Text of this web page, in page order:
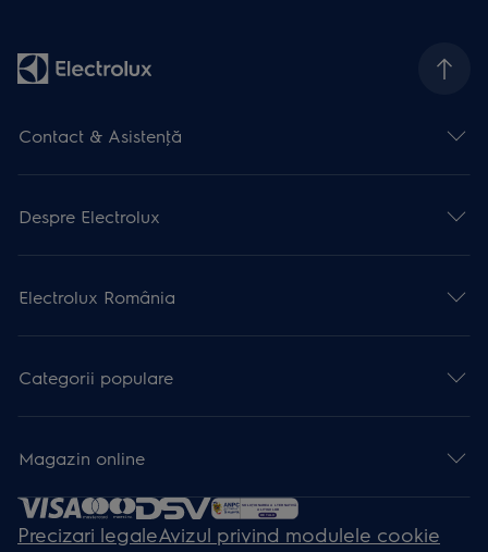
Contact & Asistenţă
Despre Electrolux
Electrolux România
Categorii populare
Magazin online
Precizari legaleAvizul privind modulele cookie